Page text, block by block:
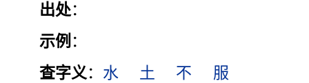
出处：
示例 ：
查字义 ： 水 土 不 服